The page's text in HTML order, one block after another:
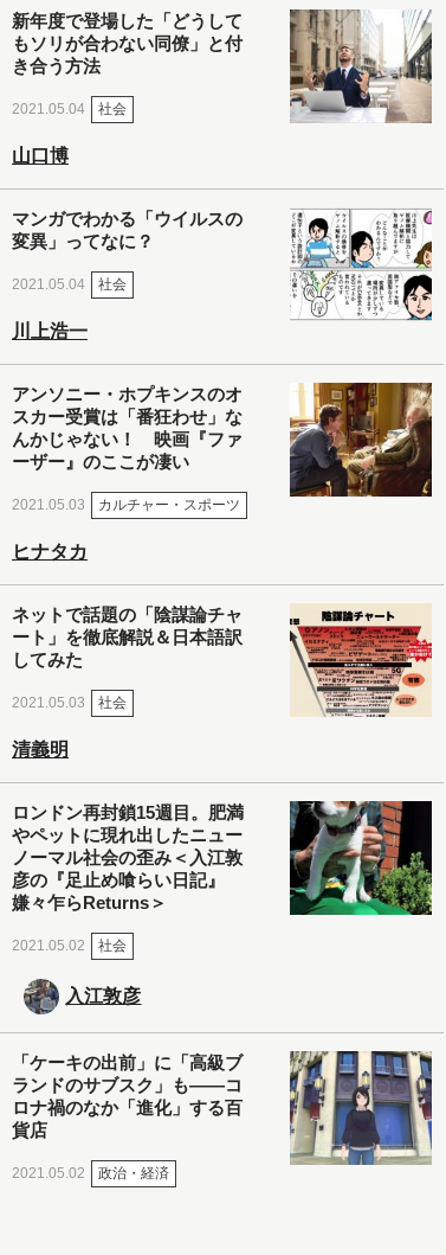
新年度で登場した「どうして
もソリが合わない同僚」と付
き合う方法
2021.05.04 社会
山口博
マンガでわかる「ウイルスの
変異」ってなに？
2021.05.04 社会
川上浩一
アンソニー・ホプキンスのオ
スカー受賞は「番狂わせ」な
んかじゃない！ 映画『ファ
ーザー』のここが凄い
2021.05.03 カルチャー・スポーツ
ヒナタカ
ネットで話題の「陰謀論チャ
ート」を徹底解説＆日本語訳
してみた
2021.05.03 社会
清義明
ロンドン再封鎖15週目。肥満
やペットに現れ出したニュー
ノーマル社会の歪み＜入江敦
彦の『足止め喰らい日記』
嫌々乍らReturns＞
2021.05.02 社会
入江敦彦
「ケーキの出前」に「高級ブ
ランドのサブスク」も――コ
ロナ禍のなか「進化」する百
貨店
2021.05.02 政治・経済